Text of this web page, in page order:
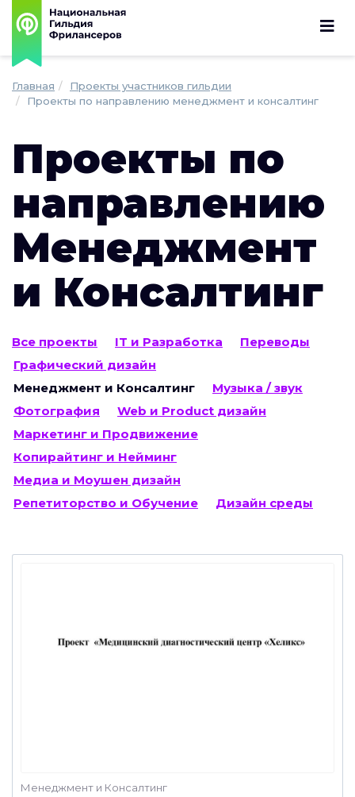
Главная
Проекты участников гильдии
Проекты по направлению менеджмент и консалтинг
Проекты по
направлению
Менеджмент
и Консалтинг
Все проекты IT и Разработка
Переводы
Графический дизайн
Менеджмент и Консалтинг
Музыка / звук
Фотография
Web и Product дизайн
Маркетинг и Продвижение
Копирайтинг и Нейминг
Медиа и Моушен дизайн
Репетиторство и Обучение
Дизайн среды
Менеджмент и Консалтинг